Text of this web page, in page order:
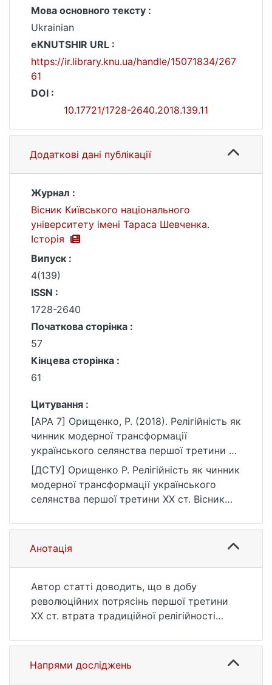
Мова основного тексту :
Ukrainian
eKNUTSHIR URL :
https://ir.library.knu.ua/handle/15071834/267
61
DOI :
10.17721/1728-2640.2018.139.11
Додаткові дані публікації
Журнал :
Вісник Київського національного
університету імені Тараса Шевченка.
Історія
Випуск :
4(139)
ISSN :
1728-2640
Початкова сторінка :
57
Кінцева сторінка :
61
Цитування :
[APA 7] Орищенко, Р. (2018). Релігійність як
чинник модерної трансформації
українського селянства першої третини ХХ
ст. Вісник Київського національного
університету імені Тараса Шевченка.
Історія, (4(139)), 57–61.
https://doi.org/10.17721/1728-
2640.2018.139.11
[ДСТУ] Орищенко Р. Релігійність як чинник
модерної трансформації українського
селянства першої третини ХХ ст. Вісник
імені Тараса Шевченка. Історія. 2018. №
4(139). С. 57—61. DOI: 10.17721/1728-
2640.2018.139.11 (дата звернення:
Анотація
Автор статті доводить, що в добу
революційних потрясінь першої третини
ХХ ст. втрата традиційної релігійності
впливом загальної суспільної модернізації.
Цей висновок зроблено на тлі аналізу
сучасних дослідницьких практик, які
Напрями досліджень